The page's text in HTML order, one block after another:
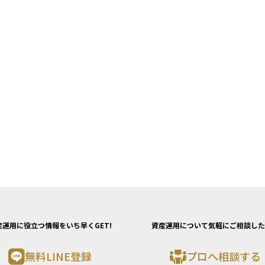
運用に役立つ情報をいち早くGET!
無料LINE登録
資産運用について気軽にご相談し
プロへ相談する